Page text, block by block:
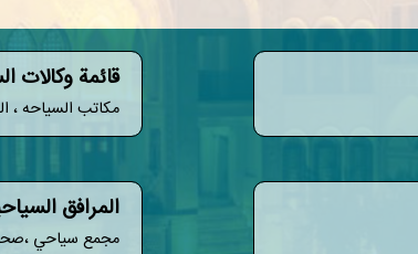
قائمة وكالات
مکاتب السیاحه ،
المرافق
مجمع سياحي